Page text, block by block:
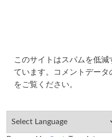
このサイトはスパムを低
ています。
コメントデータ
をご覧ください。